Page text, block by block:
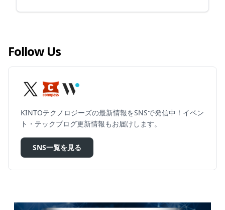
Follow Us
KINTOテクノロジーズの最新情報をSNSで発信中！イベン
ト・テックブログ更新情報もお届けします。
SNS一覧を見る